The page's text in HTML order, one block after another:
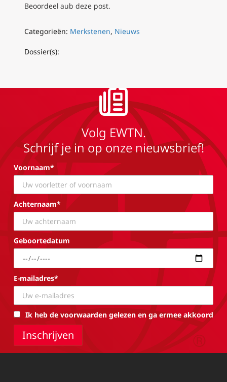
Beoordeel aub deze post.
Categorieën: Merkstenen, Nieuws
Dossier(s):
Volg EWTN.
Schrijf je in op onze nieuwsbrief!
Voornaam*
Achternaam*
Geboortedatum
E-mailadres*
Ik heb de voorwaarden gelezen en ga ermee akkoord